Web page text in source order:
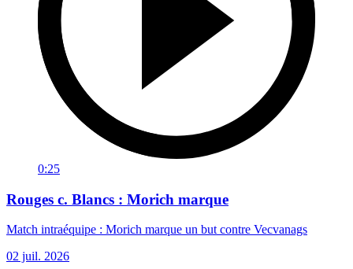
0:25
Rouges c. Blancs : Morich marque
Match intraéquipe : Morich marque un but contre Vecvanags
02 juil. 2026